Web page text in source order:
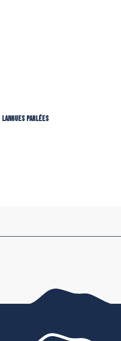
Langues parlées
Langues parlées